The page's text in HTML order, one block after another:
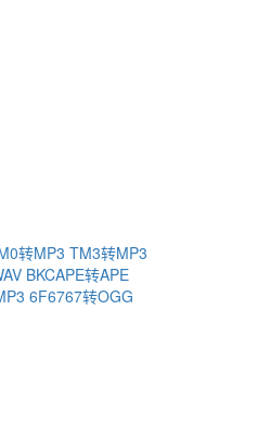
转MP3 TM3转MP3
BKCAPE转APE
6F6767转OGG